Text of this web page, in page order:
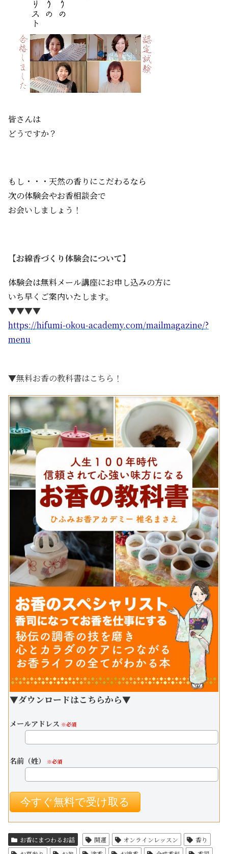
皆さんは
どうですか？
もし・・・天然の香りにこだわるなら
次の体験会やお香相談会で
お会いしましょう！
【お線香づくり体験会について】
体験会は無料メール講座にお申し込みの方に
いち早くご案内いたします。
▼▼▼▼
https://hifumi-okou-academy.com/mailmagazine/?
menu
▼無料お香の教科書はこちら！
▼ダウンロードはこちらから▼
メールアドレス ※必須
名前（姓） ※必須
お香にまつわるお話 開運 オンラインレッスン
香り